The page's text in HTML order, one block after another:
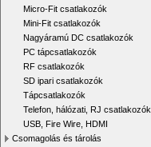
Micro-Fit csatlakozók
Mini-Fit csatlakozók
Nagyáramú DC csatlakozók
PC tápcsatlakozók
RF csatlakozók
SD ipari csatlakozók
Tápcsatlakozók
Telefon, hálózati, RJ csatlakozók
USB, Fire Wire, HDMI
Csomagolás és tárolás